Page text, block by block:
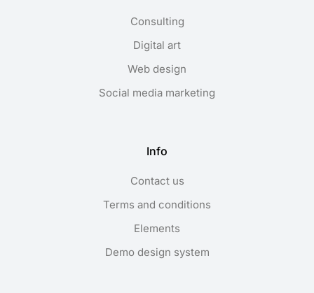
Consulting
Digital art
Web design
Social media marketing
Info
Contact us
Terms and conditions
Elements
Demo design system